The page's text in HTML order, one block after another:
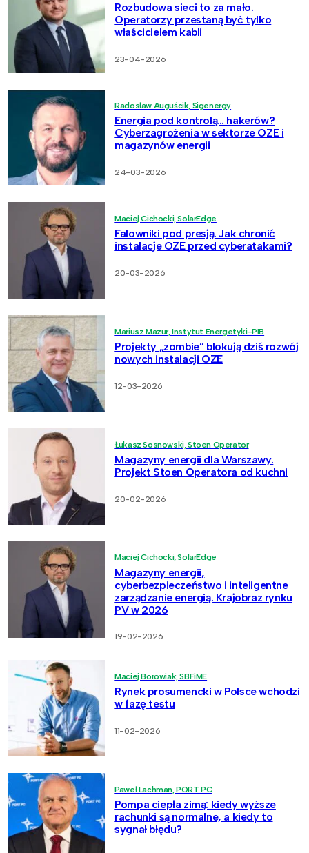
Rozbudowa sieci to za mało.
Operatorzy przestaną być tylko
właścicielem kabli
23-04-2026
Radosław Auguścik, Sigenergy
Energia pod kontrolą… hakerów?
Cyberzagrożenia w sektorze OZE i
magazynów energii
24-03-2026
Maciej Cichocki, SolarEdge
Falowniki pod presją. Jak chronić
instalacje OZE przed cyberatakami?
20-03-2026
Mariusz Mazur, Instytut Energetyki-PIB
Projekty „zombie” blokują dziś rozwój
nowych instalacji OZE
12-03-2026
Łukasz Sosnowski, Stoen Operator
Magazyny energii dla Warszawy.
Projekt Stoen Operatora od kuchni
20-02-2026
Maciej Cichocki, SolarEdge
Magazyny energii,
cyberbezpieczeństwo i inteligentne
zarządzanie energią. Krajobraz rynku
PV w 2026
19-02-2026
Maciej Borowiak, SBFiME
Rynek prosumencki w Polsce wchodzi
w fazę testu
11-02-2026
Paweł Lachman, PORT PC
Pompa ciepła zimą: kiedy wyższe
rachunki są normalne, a kiedy to
sygnał błędu?